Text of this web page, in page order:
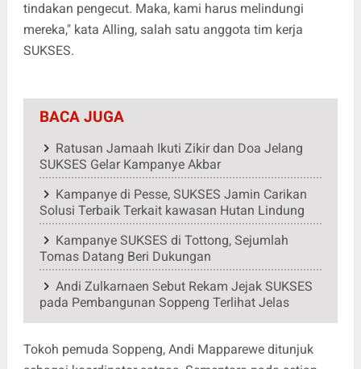
tindakan pengecut. Maka, kami harus melindungi
mereka," kata Alling, salah satu anggota tim kerja
SUKSES.
BACA JUGA
Ratusan Jamaah Ikuti Zikir dan Doa Jelang
SUKSES Gelar Kampanye Akbar
Kampanye di Pesse, SUKSES Jamin Carikan
Solusi Terbaik Terkait kawasan Hutan Lindung
Kampanye SUKSES di Tottong, Sejumlah
Tomas Datang Beri Dukungan
Andi Zulkarnaen Sebut Rekam Jejak SUKSES
pada Pembangunan Soppeng Terlihat Jelas
Tokoh pemuda Soppeng, Andi Mapparewe ditunjuk